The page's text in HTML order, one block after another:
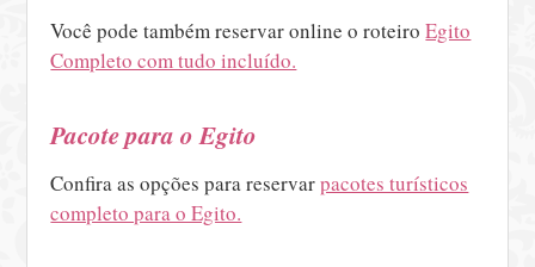
Você pode também reservar online o roteiroEgito
Completo com tudo incluído.
Pacote para o Egito
Confira as opções para reservarpacotes turísticos
completo para o Egito.